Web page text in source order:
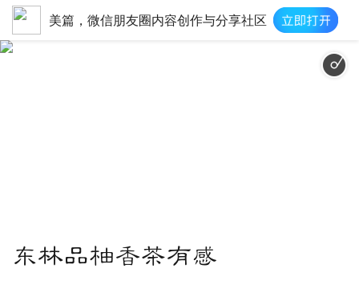
美篇，微信朋友圈内容创作与分享社区
东林品柚香茶有感